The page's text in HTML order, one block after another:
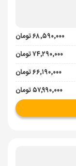
۶۸٬۵۹۰٬۰۰۰ تومان
۷۴٬۲۹۰٬۰۰۰ تومان
۶۶٬۱۹۰٬۰۰۰ تومان
۵۷٬۹۹۰٬۰۰۰ تومان